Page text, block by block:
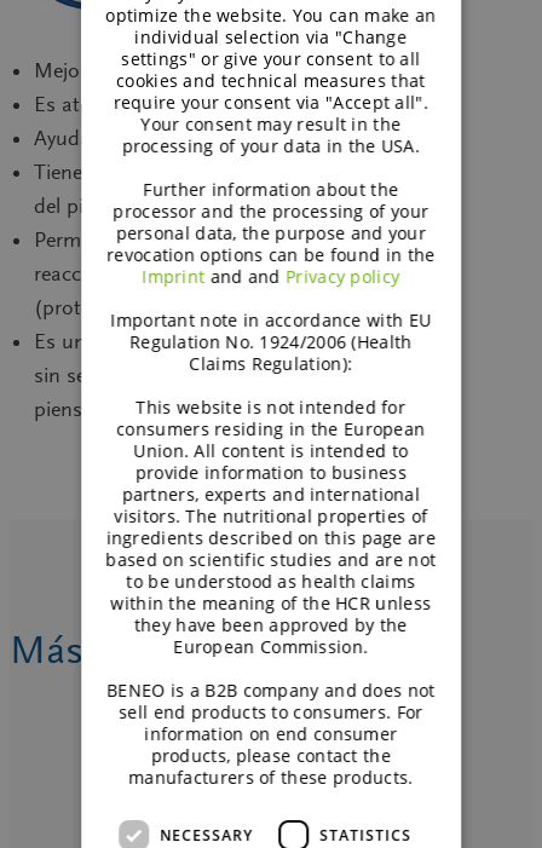
Mejora el perfil organoléptico
Es atractivo para el robot de ordeño
Ayuda a una buena granulación
Tiene propiedades antioxidantes (protección
del pienso)
Permite reducir los azúcares que favorecen la
reacción de Maillard con los aminoácidos
(proteínas by-pass)
Es un aglutinante en polvo bien incorporado
sin ser demasiado pegajoso en la superficie del
pienso (all-mash)
Más aplicaciones
ALIMENTOS PARA MASCOTAS
optimize the website. You can make an
individual selection via "Change
settings" or give your consent to all
cookies and technical measures that
require your consent via "Accept all".
Your consent may result in the
processing of your data in the USA.
Further information about the
processor and the processing of your
personal data, the purpose and your
revocation options can be found in the
Imprintand and Privacy policy
Important note in accordance with EU
Regulation No. 1924/2006 (Health
Claims Regulation):
This website is not intended for
consumers residing in the European
Union. All content is intended to
provide information to business
partners, experts and international
visitors. The nutritional properties of
ingredients described on this page are
based on scientific studies and are not
to be understood as health claims
within the meaning of the HCR unless
they have been approved by the
European Commission.
BENEO is a B2B company and does not
sell end products to consumers. For
information on end consumer
products, please contact the
manufacturers of these products.
NECESSARY STATISTICS